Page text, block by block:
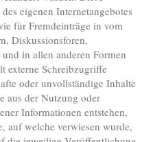
eigenen Internetangebotes
für Fremdeinträge in vom
Diskussionsforen,
in allen anderen Formen
externe Schreibzugriffe
oder unvollständige Inhalte
aus der Nutzung oder
Informationen entstehen,
auf welche verwiesen wurde,